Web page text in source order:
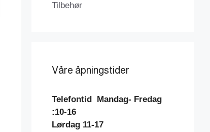
Tilbehør
Våre åpningstider
Telefontid Mandag- Fredag
:10-16
Lørdag 11-17